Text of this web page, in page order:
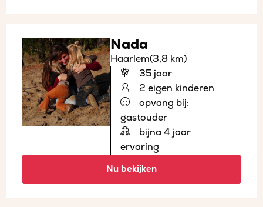
Nada
Haarlem(3,8 km)
35 jaar
2 eigen kinderen
opvang bij:
gastouder
bijna 4 jaar
ervaring
Nu bekijken